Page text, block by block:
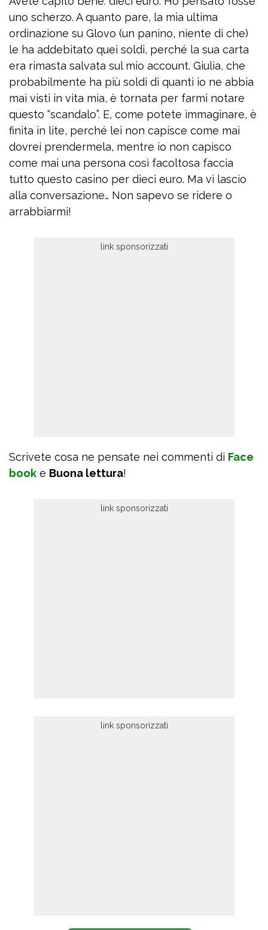
uno scherzo. A quanto pare, la mia ultima
ordinazione su Glovo (un panino, niente di che)
le ha addebitato quei soldi, perché la sua carta
era rimasta salvata sul mio account. Giulia, che
probabilmente ha più soldi di quanti io ne abbia
mai visti in vita mia, è tornata per farmi notare
questo “scandalo”. E, come potete immaginare, è
finita in lite, perché lei non capisce come mai
dovrei prendermela, mentre io non capisco
come mai una persona così facoltosa faccia
tutto questo casino per dieci euro. Ma vi lascio
alla conversazione… Non sapevo se ridere o
arrabbiarmi!
Scrivete cosa ne pensate nei commenti di Face
book e Buona lettura!